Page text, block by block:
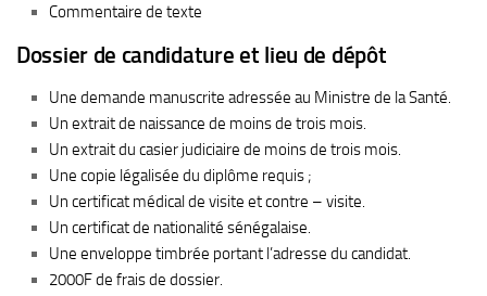
Commentaire de texte
Dossier de candidature et lieu de dépôt
Une demande manuscrite adressée au Ministre de la Santé.
Un extrait de naissance de moins de trois mois.
Un extrait du casier judiciaire de moins de trois mois.
Une copie légalisée du diplôme requis ;
Un certificat médical de visite et contre – visite.
Un certificat de nationalité sénégalaise.
Une enveloppe timbrée portant l’adresse du candidat.
2000F de frais de dossier.